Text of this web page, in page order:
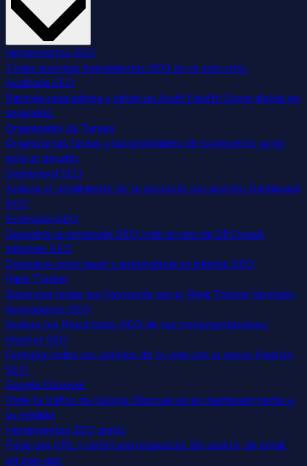
Herramientas SEO
Todas nuestras herramientas SEO en un solo sitio.
Auditoría SEO
Rastrea cada página y obtén un Audit Health Score global en
segundos.
Organizador de Tareas
Organizar las tareas y las prioridades de tu proyecto ya no
será un desafío.
Dashboard SEO
Analiza el rendimiento de tu proyecto con nuestro Dashboard
SEO.
Extensión SEO
Descubre la extensión SEO todo en uno de SEOcrawl.
Informes SEO
Descubre como hacer y automatizar un informe SEO.
Rank Tracker
Supervisa todas tus Keywords con el Rank Tracker ilimitado.
Anotaciones SEO
Analiza los Resultados SEO de tus implementaciones.
Monitor SEO
Controla todos los cambios de tu web con el nuevo Monitor
SEO.
Google Discover
Mide tu tráfico de Google Discover en un dashboard hecho a
su medida.
Herramientas SEO gratis
Pega una URL y obtén una respuesta. Sin cuenta, sin email,
sin pop-ups.